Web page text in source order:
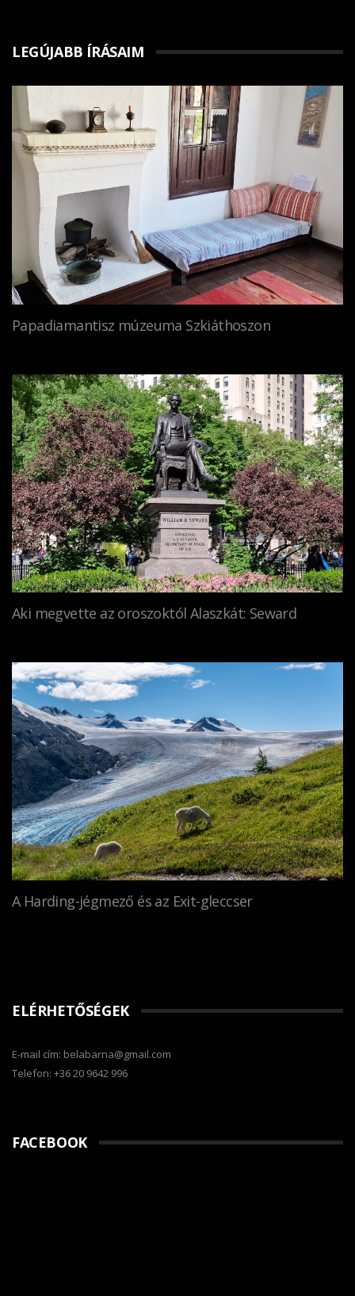
LEGÚJABB ÍRÁSAIM
Papadiamantisz múzeuma Szkiáthoszon
Aki megvette az oroszoktól Alaszkát: Seward
A Harding-jégmező és az Exit-gleccser
ELÉRHETŐSÉGEK
E-mail cím: belabarna@gmail.com
Telefon: +36 20 9642 996
FACEBOOK